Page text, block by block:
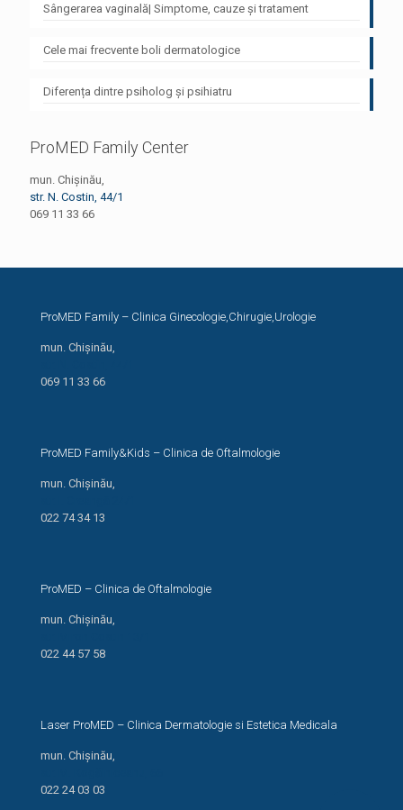
Sângerarea vaginală| Simptome, cauze și tratament
Cele mai frecvente boli dermatologice
Diferența dintre psiholog și psihiatru
ProMED Family Center
mun. Chișinău,
str. N. Costin, 44/1
069 11 33 66
ProMED Family – Clinica Ginecologie,Chirugie,Urologie
mun. Chișinău,
069 11 33 66
ProMED Family&Kids – Clinica de Oftalmologie
mun. Chișinău,
022 74 34 13
ProMED – Clinica de Oftalmologie
mun. Chișinău,
022 44 57 58
Laser ProMED – Clinica Dermatologie si Estetica Medicala
mun. Chișinău,
022 24 03 03